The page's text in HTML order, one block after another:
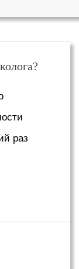
раз